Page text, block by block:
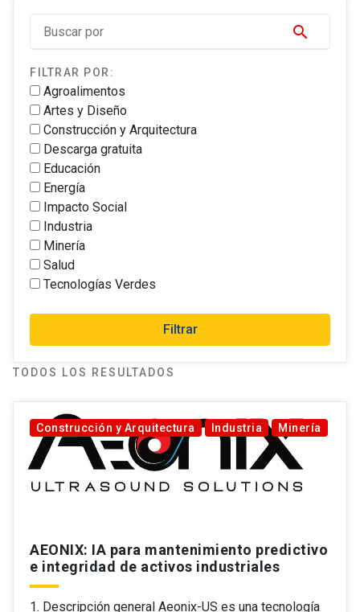
search
FILTRAR POR:
Agroalimentos
Artes y Diseño
Construcción y Arquitectura
Descarga gratuita
Educación
Energía
Impacto Social
Industria
Minería
Salud
Tecnologías Verdes
Filtrar
TODOS LOS RESULTADOS
Construcción y Arquitectura Industria Minería
AEONIX: IA para mantenimiento predictivo
e integridad de activos industriales
1. Descripción general Aeonix-US es una tecnología